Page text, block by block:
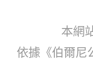
本網
依據《伯爾尼